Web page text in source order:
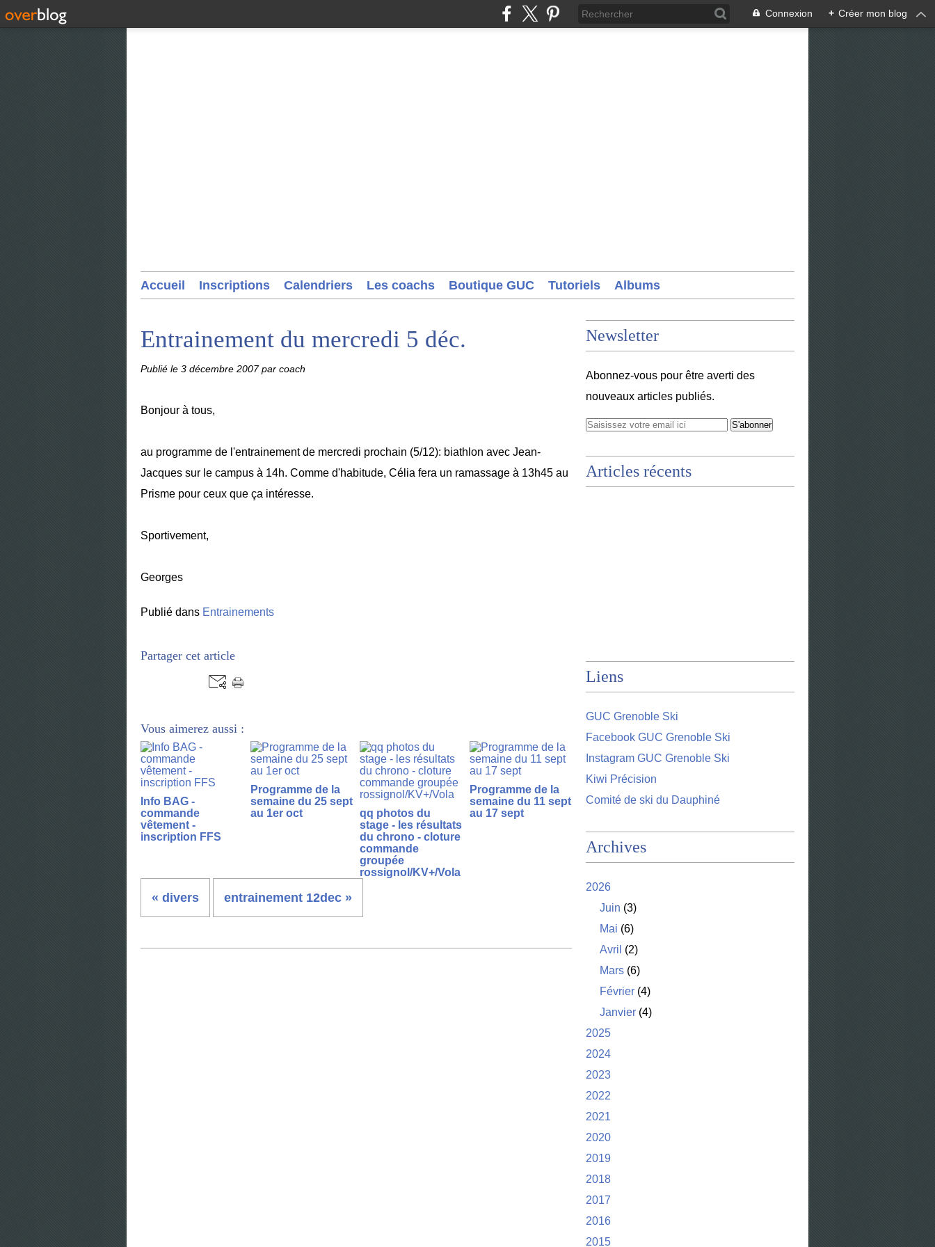
Connexion + Créer mon blog
Accueil Inscriptions Calendriers Les coachs Boutique GUC Tutoriels Albums
Entrainement du mercredi 5 déc.
Publié le 3 décembre 2007par coach
Bonjour à tous,
au programme de l'entrainement de mercredi prochain (5/12): biathlon avec Jean-
Jacques sur le campus à 14h. Comme d'habitude, Célia fera un ramassage à 13h45 au
Prisme pour ceux que ça intéresse.
Sportivement,
Georges
Publié dans Entrainements
Partager cet article
Vous aimerez aussi :
Info BAG -
commande
vêtement -
inscription FFS
Programme de la
semaine du 25 sept
au 1er oct
qq photos du
stage - les résultats
du chrono - cloture
commande
groupée
rossignol/KV+/Vola
Programme de la
semaine du 11 sept
au 17 sept
« divers entrainement 12dec »
Newsletter
Abonnez-vous pour être averti des
nouveaux articles publiés.
Articles récents
Liens
GUC Grenoble Ski
Facebook GUC Grenoble Ski
Instagram GUC Grenoble Ski
Kiwi Précision
Comité de ski du Dauphiné
Archives
2026
Juin (3)
Mai (6)
Avril (2)
Mars (6)
Février (4)
Janvier (4)
2025
2024
2023
2022
2021
2020
2019
2018
2017
2016
2015